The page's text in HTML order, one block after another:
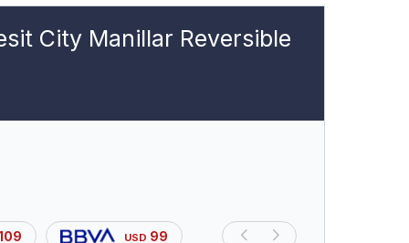
City Manillar Reversible
USD 99